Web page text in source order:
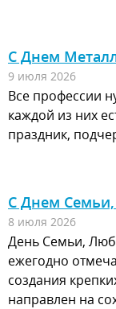
С Днем
9 июля 2026
Все профессии
каждой из них
праздник,
С Днем
8 июля 2026
День Семьи,
ежегодно
создания
направлен на